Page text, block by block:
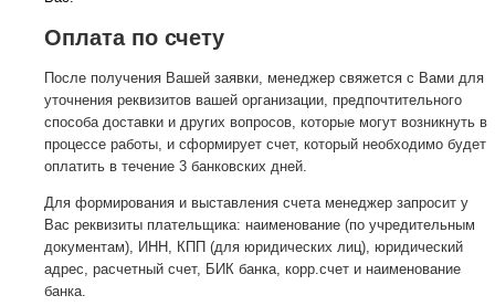
Оплата по счету
После получения Вашей заявки, менеджер свяжется с Вами для
уточнения реквизитов вашей организации, предпочтительного
способа доставки и других вопросов, которые могут возникнуть в
процессе работы, и сформирует счет, который необходимо будет
оплатить в течение 3 банковских дней.
Для формирования и выставления счета менеджер запросит у
Вас реквизиты плательщика: наименование (по учредительным
документам), ИНН, КПП (для юридических лиц), юридический
адрес, расчетный счет, БИК банка, корр.счет и наименование
банка.